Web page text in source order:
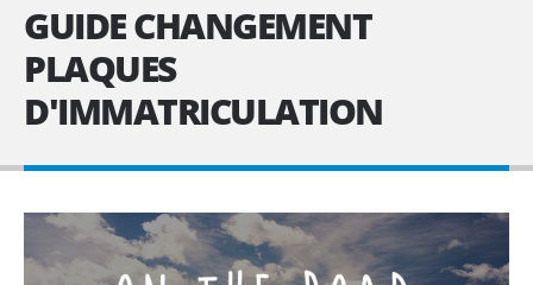
GUIDE CHANGEMENT
PLAQUES
D'IMMATRICULATION